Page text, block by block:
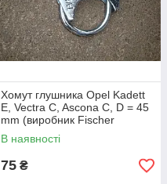
Хомут глушника Opel Kadett
E, Vectra C, Ascona C, D = 45
mm (виробник Fischer
Automotive One, Польща)
В наявності
75 ₴